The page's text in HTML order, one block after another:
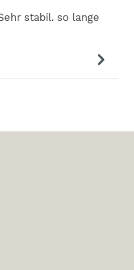
stabil. so lange